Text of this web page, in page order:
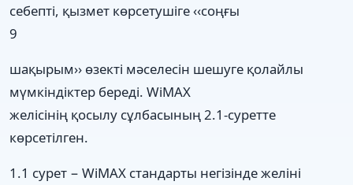
себепті, қызмет көрсетушіге ‹‹соңғы
9
шақырым›› өзекті мәселесін шешуге қолайлы
мүмкіндіктер береді. WiMAX
желісінің қосылу сұлбасының 2.1-суретте
көрсетілген.
1.1 сурет − WiMAX стандарты негізінде желіні